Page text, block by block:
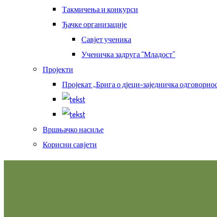
Такмичења и конкурси
Ђачке организације
Савјет ученика
Ученичка задруга “Младост”
Пројекти
Пројекат „Брига о дјеци-заједничка
Вршњачко насиље
Корисни савјети